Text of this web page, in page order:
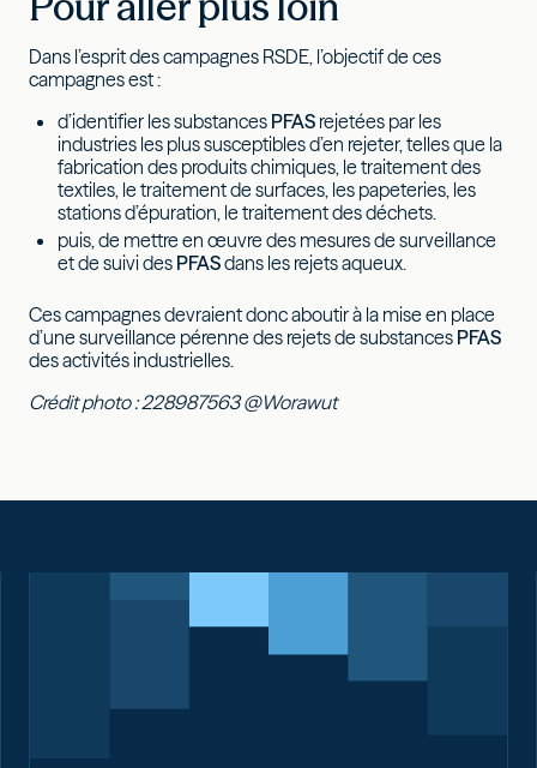
Dans l’esprit des campagnes RSDE, l’objectif de ces
campagnes est :
d’identifier les substances PFAS rejetées par les
industries les plus susceptibles d’en rejeter, telles que la
fabrication des produits chimiques, le traitement des
textiles, le traitement de surfaces, les papeteries, les
stations d’épuration, le traitement des déchets.
puis, de mettre en œuvre des mesures de surveillance
et de suivi des PFASdans les rejets aqueux.
Ces campagnes devraient donc aboutir à la mise en place
d’une surveillance pérenne des rejets de substances PFAS
des activités industrielles.
Crédit photo : 228987563 @Worawut